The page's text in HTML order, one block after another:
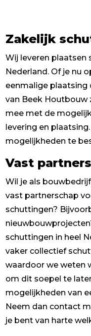
Zakelijk
Wij leveren plaatsen
Nederland. Of je nu
eenmalige plaatsing
van Beek Houtbouw
mee met de
levering en
mogelijkheden te
Vast
Wil je als
vast partnerschap
schuttingen?
schuttingen in heel
vaker collectief
waardoor we weten
om dit soepel te
mogelijkheden van
Neem dan contact
je bent van harte